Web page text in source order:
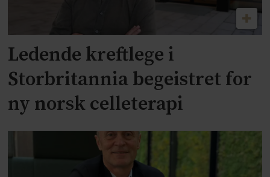
Ledende kreftlege i
Storbritannia begeistret for
ny norsk celleterapi